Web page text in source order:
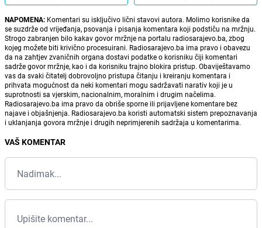
NAPOMENA: Komentari su isključivo lični stavovi autora. Molimo korisnike da
se suzdrže od vrijeđanja, psovanja i pisanja komentara koji podstiču na mržnju.
Strogo zabranjen bilo kakav govor mržnje na portalu radiosarajevo.ba, zbog
kojeg možete biti krivično procesuirani. Radiosarajevo.ba ima pravo i obavezu
da na zahtjev zvaničnih organa dostavi podatke o korisniku čiji komentari
sadrže govor mržnje, kao i da korisniku trajno blokira pristup. Obaviještavamo
vas da svaki čitatelj dobrovoljno pristupa čitanju i kreiranju komentara i
prihvata mogućnost da neki komentari mogu sadržavati narativ koji je u
suprotnosti sa vjerskim, nacionalnim, moralnim i drugim načelima.
Radiosarajevo.ba ima pravo da obriše sporne ili prijavljene komentare bez
najave i objašnjenja. Radiosarajevo.ba koristi automatski sistem prepoznavanja
i uklanjanja govora mržnje i drugih neprimjerenih sadržaja u komentarima.
VAŠ KOMENTAR